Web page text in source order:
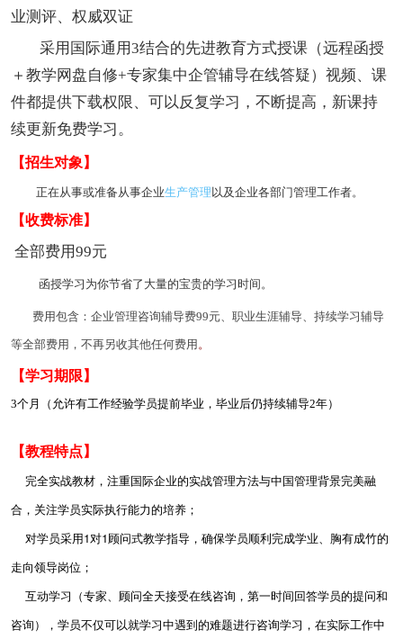
业测评、权威双证
采用国际通用3结合的先进教育方式授课（远程函授
＋教学网盘自修+专家集中企管辅导在线答疑）视频、课
件都提供下载权限、可以反复学习，不断提高，新课持
续更新免费学习。
【招生对象】
正在从事或准备从事企业生产管理以及企业各部门管理工作者。
【收费标准】
全部费用99元
函授学习为你节省了大量的宝贵的学习时间。
费用包含：企业管理咨询辅导费99元、职业生涯辅导、持续学习辅导
等全部费用，不再另收其他任何费用 。
【学习期限】
3个月（允许有工作经验学员提前毕业，毕业后仍持续辅导2年）
【教程特点】
完全实战教材，注重国际企业的实战管理方法与中国管理背景完美融
合，关注学员实际执行能力的培养；
对学员采用1对1顾问式教学指导，确保学员顺利完成学业、胸有成竹的
走向领导岗位；
互动学习（专家、顾问全天接受在线咨询，第一时间回答学员的提问和
咨询），学员不仅可以就学习中遇到的难题进行咨询学习，在实际工作中